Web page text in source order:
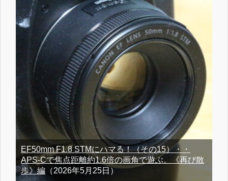
EF50mm F1.8 STMにハマる！（その15）・・
APS-Cで焦点距離約1.6倍の画角で遊ぶ。《再び散
歩》編 （2026年5月25日）